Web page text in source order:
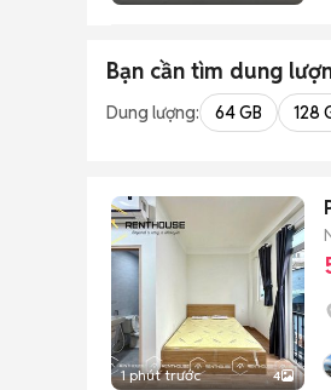
Bạn cần tìm dung
Dung lượng: 64 GB 128
1 phút trước 4